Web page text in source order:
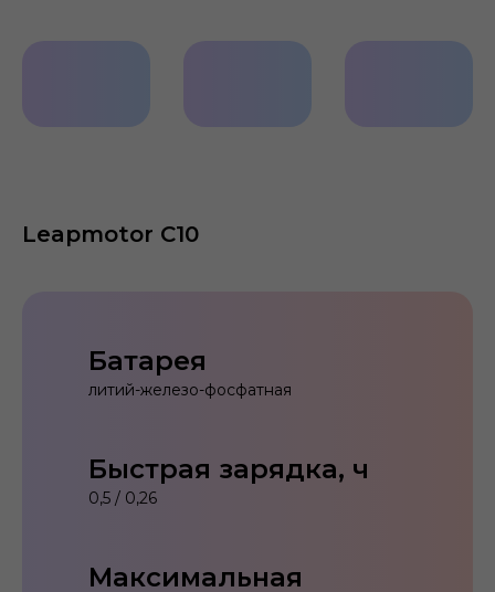
Leapmotor C10
Батарея
литий-железо-фосфатная
Быстрая зарядка, ч
0,5 / 0,26
Максимальная